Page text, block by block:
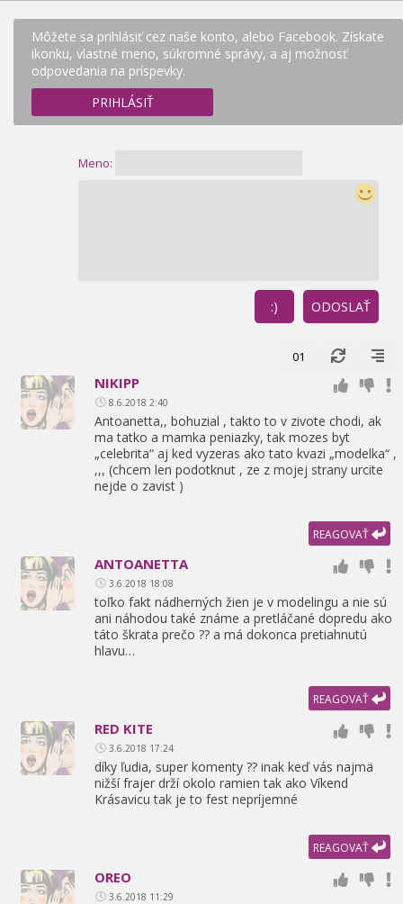
Môžete sa prihlásiť cez naše konto, alebo Facebook. Získate
ikonku, vlastné meno, súkromné správy, a aj možnosť
odpovedania na príspevky.
PRIHLÁSIŤ
Meno:
ODOSLAŤ
:)
01
NIKIPP
8.6.2018 2:40
Antoanetta,, bohuzial , takto to v zivote chodi, ak
ma tatko a mamka peniazky, tak mozes byt
„celebrita“ aj ked vyzeras ako tato kvazi „modelka“ ,
,,, (chcem len podotknut , ze z mojej strany urcite
nejde o zavist )
REAGOVAŤ
ANTOANETTA
3.6.2018 18:08
toľko fakt nádherných žien je v modelingu a nie sú
ani náhodou také známe a pretláčané dopredu ako
táto škrata prečo ?? a má dokonca pretiahnutú
hlavu…
REAGOVAŤ
RED KITE
3.6.2018 17:24
díky ľudia, super komenty ?? inak keď vás najmä
nižší frajer drží okolo ramien tak ako Víkend
Krásavicu tak je to fest nepríjemné
REAGOVAŤ
OREO
3.6.2018 11:29